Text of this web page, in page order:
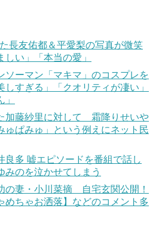
長友佑都＆平愛梨の写真が微笑
しい」「本当の愛」
ソーマン「マキマ」のコスプレを
すぎる」「クオリティが凄い」
加藤紗里に対して 霜降りせいや
ゅぱみゅ」という例えにネット民
良多 嘘エピソードを番組で話し
みのを泣かせてしまう
の妻・小川菜摘 自宅玄関公開！
めちゃお洒落】などのコメント多